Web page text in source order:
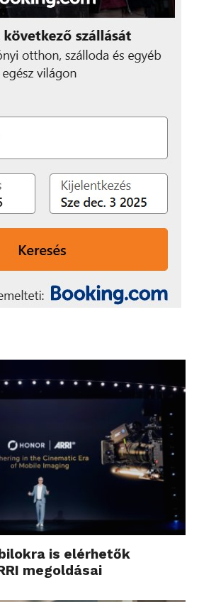
is elérhetők
megoldásai